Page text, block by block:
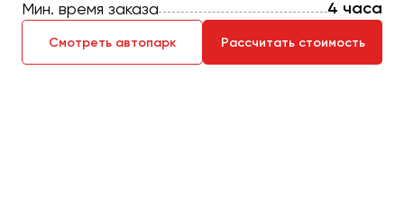
Мин. время заказа 4 часа
Смотреть автопарк Рассчитать стоимость
Великий Новгород
Владивосток
Владикавказ
Отправить заявку
Нажимая на кнопку, вы соглашаетесь сполитикой
Отправить заявку
Нажимая на кнопку, вы соглашаетесь сполитикой
конфиденциальности